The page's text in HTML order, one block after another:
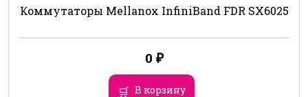
Коммутаторы Mellanox InfiniBand FDR SX6025
0 ₽
В корзину